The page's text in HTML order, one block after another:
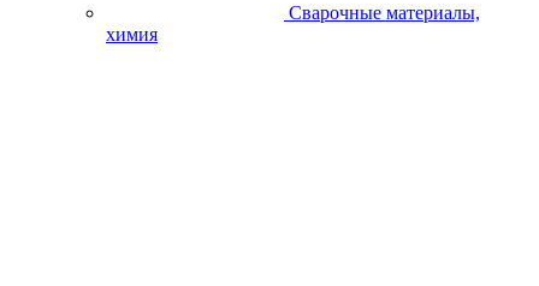
Сварочные материалы,
химия